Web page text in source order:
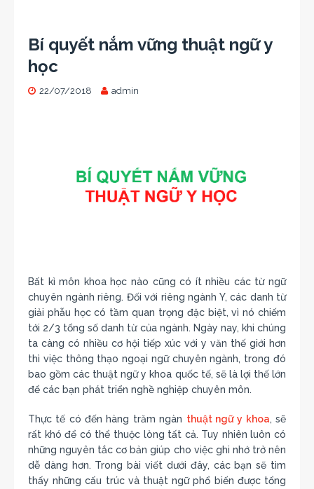
Bí quyết nắm vững thuật ngữ y
học
22/07/2018 admin
Bất kì môn khoa học nào cũng có ít nhiều các từ ngữ
chuyên ngành riêng. Đối với riêng ngành Y, các danh từ
giải phẫu học có tầm quan trọng đặc biệt, vì nó chiếm
tới 2/3 tổng số danh từ của ngành. Ngày nay, khi chúng
ta càng có nhiều cơ hội tiếp xúc với y văn thế giới hơn
thì việc thông thạo ngoại ngữ chuyên ngành, trong đó
bao gồm các thuật ngữ y khoa quốc tế, sẽ là lợi thế lớn
để các bạn phát triển nghề nghiệp chuyên môn.
Thực tế có đến hàng trăm ngàn thuật ngữ y khoa, sẽ
rất khó để có thể thuộc lòng tất cả. Tuy nhiên luôn có
những nguyên tắc cơ bản giúp cho việc ghi nhớ trở nên
dễ dàng hơn. Trong bài viết dưới đây, các bạn sẽ tìm
thấy những cấu trúc và thuật ngữ phổ biến được tổng